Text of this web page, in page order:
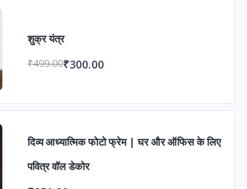
शुक्र यंत्र
₹499.00₹300.00
दिव्य आध्यात्मिक फोटो फ्रेम | घर और ऑफिस के लिए
पवित्र वॉल डेकोर